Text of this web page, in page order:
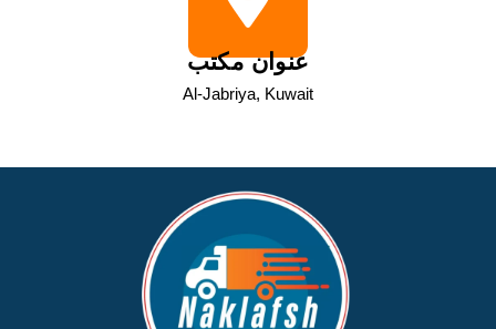
عنوان مكتب
Al-Jabriya, Kuwait